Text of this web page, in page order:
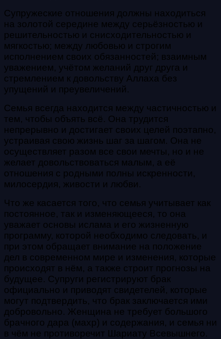
Супружеские отношения должны находиться
на золотой середине между серьёзностью и
решительностью и снисходительностью и
мягкостью; между любовью и строгим
исполнением своих обязанностей; взаимным
уважением, учётом желаний друг друга и
стремлением к довольству Аллаха без
упущений и преувеличений.
Семья всегда находится между частичностью и
тем, чтобы объять всё. Она трудится
непрерывно и достигает своих целей поэтапно,
устраивая свою жизнь шаг за шагом. Она не
осуществляет разом все свои мечты, но и не
желает довольствоваться малым, а её
отношения с родными полны искренности,
милосердия, живости и любви.
Что же касается того, что семья учитывает как
постоянное, так и изменяющееся, то она
уважает основы ислама и его жизненную
программу, которой необходимо следовать, и
при этом обращает внимание на положение
дел в современном мире и изменения, которые
происходят в нём, а также строит прогнозы на
будущее. Супруги регистрируют брак
официально и приводят свидетелей, которые
могут подтвердить, что брак заключается ими
добровольно. Женщина не требует большого
брачного дара (махр) и содержания, и семья ни
в чём не противоречит Шариату Всевышнего.